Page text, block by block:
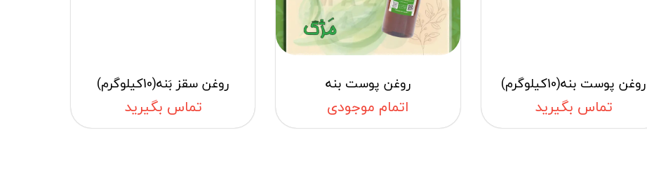
روغن پوست بنه(10کیلوگرم)
تماس بگیرید
روغن پوست بنه
اتمام موجودی
روغن سقز بَنه(10کیلوگرم)
تماس بگیرید